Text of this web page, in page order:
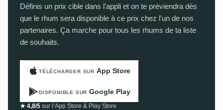
Définis un prix cible dans l'appli et on te préviendra dès
que le rhum sera disponible à ce prix chez l'un de nos
partenaires. Ça marche pour tous les rhums de ta liste
de souhaits.
TÉLÉCHARGER SUR App Store
DISPONIBLE SUR Google Play
★ 4,8/5 sur l’App Store & Play Store